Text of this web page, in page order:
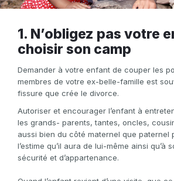
1. N’obligez pas votre enfant à
choisir son camp
Demander à votre enfant de couper les
membres de votre ex-belle-famille est
fissure que crée le divorce.
Autoriser et encourager l’enfant à
les grands- parents, tantes, oncles,
aussi bien du côté maternel que paternel
l’estime qu’il aura de lui-même ainsi qu’à
sécurité et d’appartenance.